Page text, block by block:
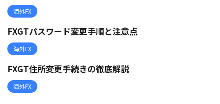
海外FX
FXGTパスワード変更手順と注意点
海外FX
FXGT住所変更手続きの徹底解説
海外FX